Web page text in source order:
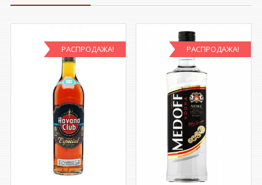
РАСПРОДАЖА! РАСПРОДАЖА!